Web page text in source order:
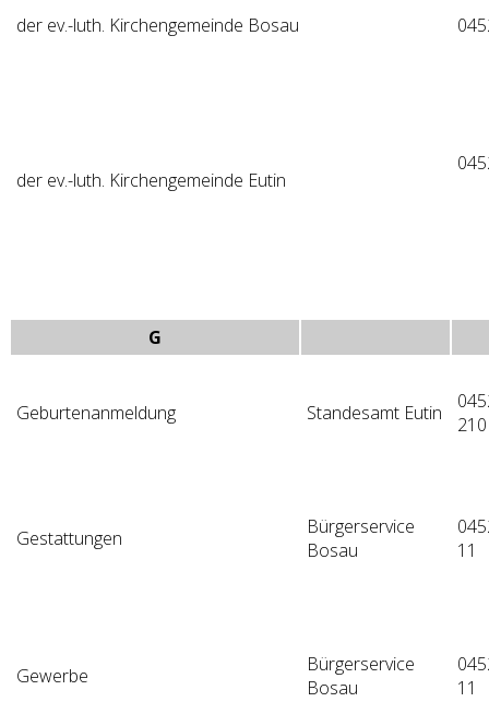
der ev.-luth. Kirchengemeinde Bosau
der ev.-luth. Kirchengemeinde Eutin
G
Geburtenanmeldung Standesamt Eutin
210
Gestattungen
Bürgerservice
Bosau
11
Gewerbe
Bürgerservice
Bosau
11